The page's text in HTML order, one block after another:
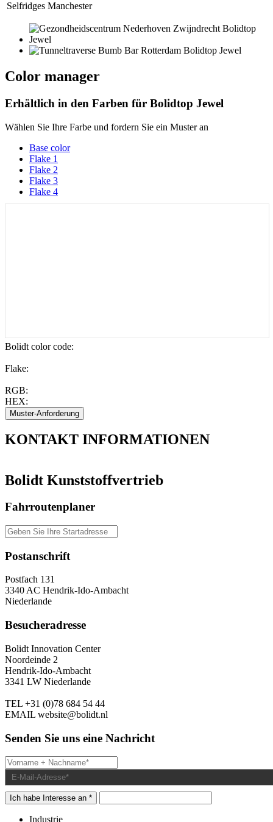
Selfridges Manchester
Color manager
Erhältlich in den Farben für Bolidtop Jewel
Wählen Sie Ihre Farbe und fordern Sie ein Muster an
Base color
Flake 1
Flake 2
Flake 3
Flake 4
Bolidt color code:
Flake:
RGB:
HEX:
KONTAKT INFORMATIONEN
Bolidt Kunststoffvertrieb
Fahrroutenplaner
Postanschrift
Postfach 131
3340 AC Hendrik-Ido-Ambacht
Niederlande
Besucheradresse
Bolidt Innovation Center
Noordeinde 2
Hendrik-Ido-Ambacht
3341 LW Niederlande
TEL +31 (0)78 684 54 44
EMAIL website@bolidt.nl
Senden Sie uns eine Nachricht
Ich habe Interesse an *
Industrie